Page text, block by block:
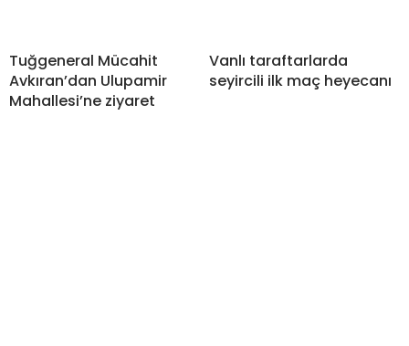
Tuğgeneral Mücahit
Avkıran’dan Ulupamir
Mahallesi’ne ziyaret
Vanlı taraftarlarda
seyircili ilk maç heyecanı